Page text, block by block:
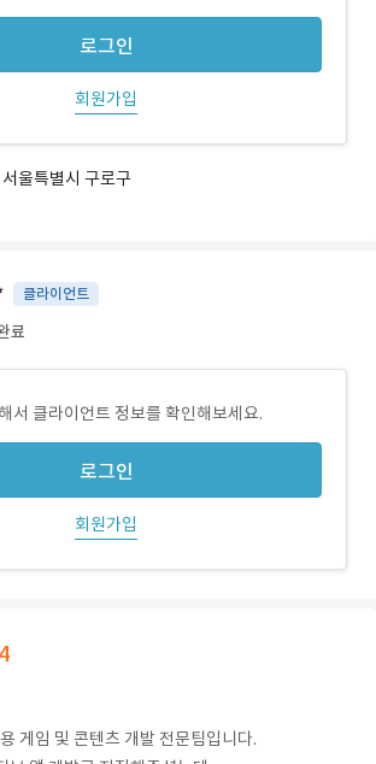
로그인
회원가입
서울특별시 구로구
클라이언트
료
서 클라이언트 정보를 확인해보세요.
로그인
회원가입
4
게임 및 콘텐츠 개발 전문팀입니다.